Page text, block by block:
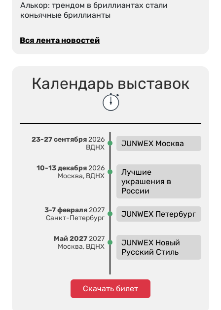
Алькор: трендом в бриллиантах стали
коньячные бриллианты
Вся лента новостей
Календарь выставок
23-27 сентября2026
ВДНХ
JUNWEX Москва
10-13 декабря2026
Москва, ВДНХ
Лучшие
украшения в
России
3-7 февраля2027
Санкт-Петербург
JUNWEX Петербург
Май 20272027
Москва, ВДНХ
JUNWEX Новый
Русский Стиль
Скачать билет